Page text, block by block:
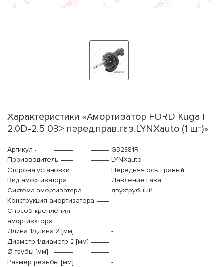
Характеристики «Амортизатор FORD Kuga I
2.0D-2.5 08> перед.прав.газ.LYNXauto (1 шт)»
Артикул
G32881R
Производитель
LYNXauto
Сторона установки
Передняя ось правый
Вид амортизатора
Давление газа
Система амортизатора
двухтрубный
Конструкция амортизатора
-
Способ крепления
амортизатора
-
Длина 1/длина 2 [мм]
-
Диаметр 1/диаметр 2 [мм]
-
Ø трубы [мм]
-
Размер резьбы [мм]
-